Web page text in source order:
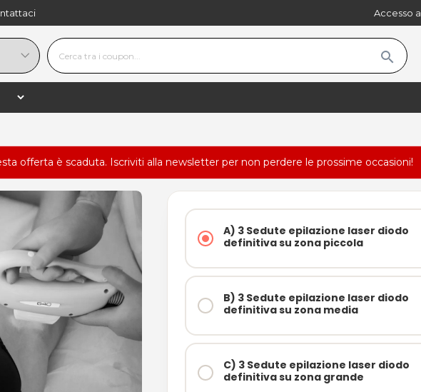
Accesso
search
offerta è scaduta. Iscriviti alla newsletter per non perdere le prossime occasioni!
A) 3 Sedute epilazione laser diodo
definitiva su zona piccola
B) 3 Sedute epilazione laser diodo
definitiva su zona media
C) 3 Sedute epilazione laser diodo
definitiva su zona grande